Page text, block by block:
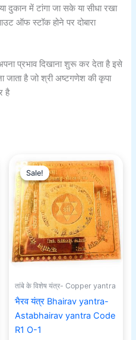
में टांगा जा सके या सीधा रखा
ऑफ स्टॉक होने पर दोबारा
प्रभाव दिखाना शुरू कर देता है इसे
जाता है जो श्री अष्टगणेश की कृपा
है
Sale!
Sale!
तांबे के विशेष यंत्र- Copper yantra
भैरव यंत्र Bhairav yantra-
Astabhairav yantra Code
R1 O-1
Original
price
was:
₹551.00.
Current
price
is:
₹351.00.